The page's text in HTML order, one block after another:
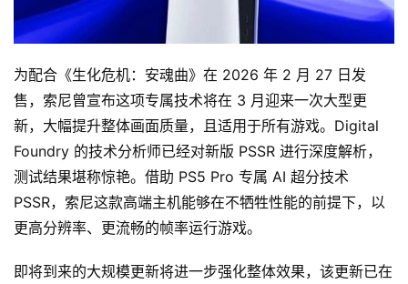
为配合《生化危机：安魂曲》在 2026 年 2 月 27 日发
售，索尼曾宣布这项专属技术将在 3 月迎来一次大型更
新，大幅提升整体画面质量，且适用于所有游戏。Digital
Foundry 的技术分析师已经对新版 PSSR 进行深度解析，
测试结果堪称惊艳。借助 PS5 Pro 专属 AI 超分技术
PSSR，索尼这款高端主机能够在不牺牲性能的前提下，以
更高分辨率、更流畅的帧率运行游戏。
即将到来的大规模更新将进一步强化整体效果，该更新已在